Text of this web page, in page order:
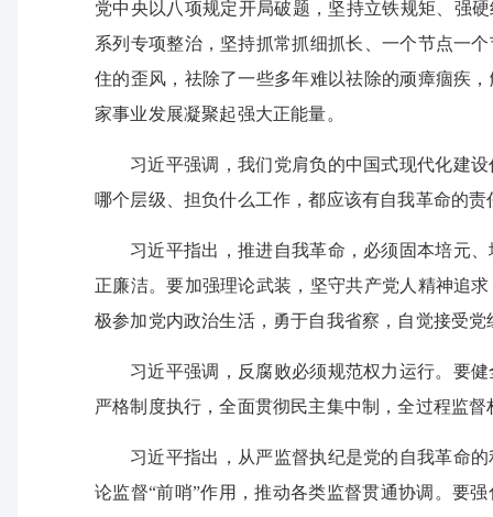
党中央以八项规定开局破题，坚持立铁规矩、强
系列专项整治，坚持抓常抓细抓长、一个节点一
住的歪风，祛除了一些多年难以祛除的顽瘴痼疾
家事业发展凝聚起强大正能量。
习近平强调，我们党肩负的中国式现代化建
哪个层级、担负什么工作，都应该有自我革命的
习近平指出，推进自我革命，必须固本培元
正廉洁。要加强理论武装，坚守共产党人精神追
极参加党内政治生活，勇于自我省察，自觉接受
习近平强调，反腐败必须规范权力运行。要
严格制度执行，全面贯彻民主集中制，全过程监
习近平指出，从严监督执纪是党的自我革命
论监督“前哨”作用，推动各类监督贯通协调。要